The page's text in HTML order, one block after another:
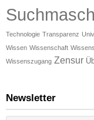
Technologie Transparenz
Wissen Wissenschaft
Wissenszugang Zensur
Newsletter